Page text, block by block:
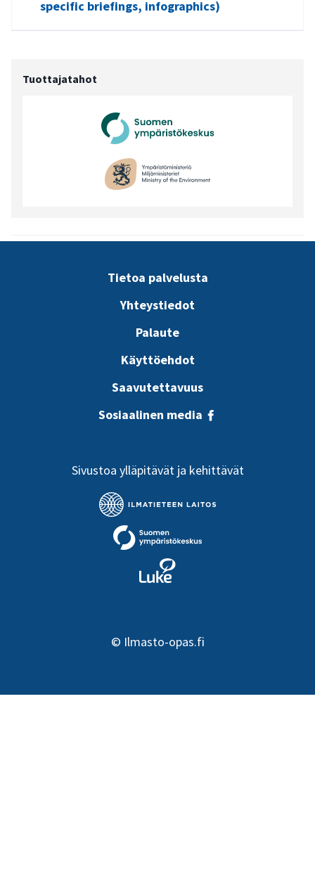
specific briefings, infographics)
Tuottajatahot
Tietoa palvelusta
Yhteystiedot
Palaute
Käyttöehdot
Saavutettavuus
Sosiaalinen media
Sivustoa ylläpitävät ja kehittävät
© Ilmasto-opas.fi